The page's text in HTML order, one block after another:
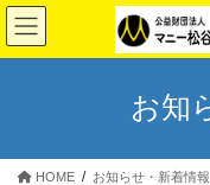
コ
ン
テ
ス
ナ
ビ
ゲ
ン
お知
HOME お知らせ・新着情報